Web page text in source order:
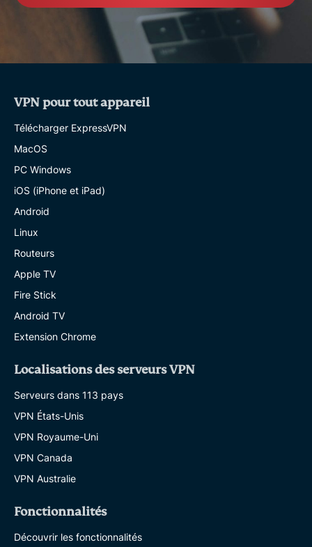
VPN pour tout appareil
Télécharger ExpressVPN
MacOS
PC Windows
iOS (iPhone et iPad)
Android
Linux
Routeurs
Apple TV
Fire Stick
Android TV
Extension Chrome
Localisations des serveurs VPN
Serveurs dans 113 pays
VPN États-Unis
VPN Royaume-Uni
VPN Canada
VPN Australie
Fonctionnalités
Découvrir les fonctionnalités